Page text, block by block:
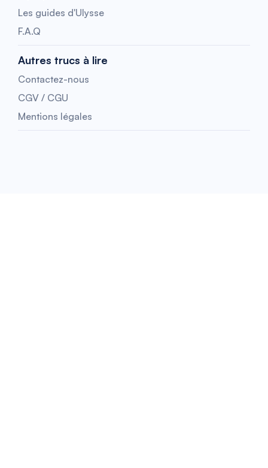
Les guides d'Ulysse
F.A.Q
Autres trucs à lire
Contactez-nous
CGV / CGU
Mentions légales